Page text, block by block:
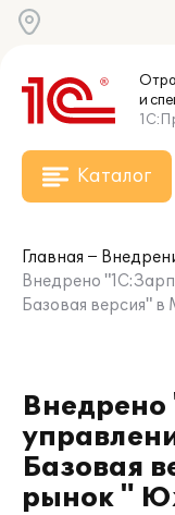
и
Каталог
Главная
Внедрено
Базовая версия"
Внедрено
Базовая
рынок "